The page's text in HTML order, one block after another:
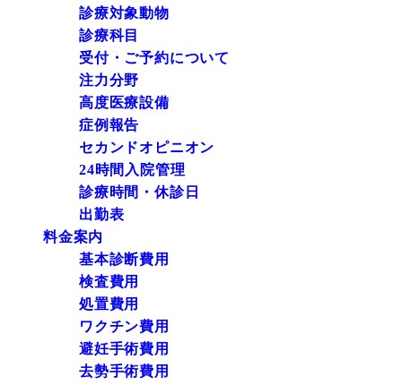
診療対象動物
診療科目
受付・ご予約について
注力分野
高度医療設備
症例報告
セカンドオピニオン
24時間入院管理
診療時間・休診日
出勤表
料金案内
基本診断費用
検査費用
処置費用
ワクチン費用
避妊手術費用
去勢手術費用